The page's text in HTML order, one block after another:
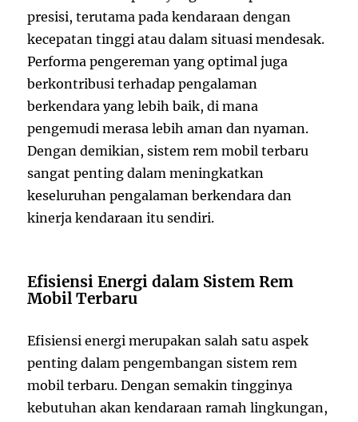
presisi, terutama pada kendaraan dengan
kecepatan tinggi atau dalam situasi mendesak.
Performa pengereman yang optimal juga
berkontribusi terhadap pengalaman
berkendara yang lebih baik, di mana
pengemudi merasa lebih aman dan nyaman.
Dengan demikian, sistem rem mobil terbaru
sangat penting dalam meningkatkan
keseluruhan pengalaman berkendara dan
kinerja kendaraan itu sendiri.
Efisiensi Energi dalam Sistem Rem
Mobil Terbaru
Efisiensi energi merupakan salah satu aspek
penting dalam pengembangan sistem rem
mobil terbaru. Dengan semakin tingginya
kebutuhan akan kendaraan ramah lingkungan,